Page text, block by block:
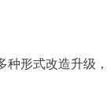
形式改造升级，